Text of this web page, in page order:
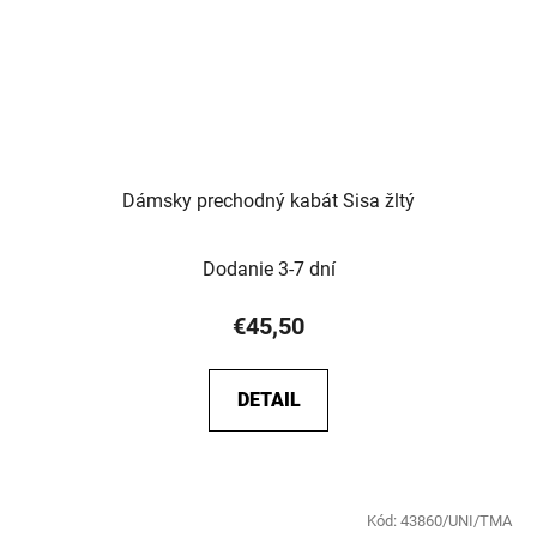
Dámsky prechodný kabát Sisa žltý
Dodanie 3-7 dní
€45,50
DETAIL
Kód: 43860/UNI/TMA